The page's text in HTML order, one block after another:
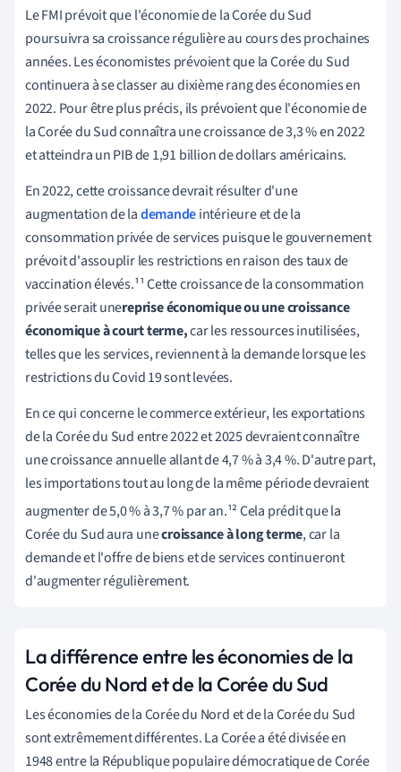
Le FMI prévoit que l'économie de la Corée du Sud
poursuivra sa croissance régulière au cours des prochaines
années. Les économistes prévoient que la Corée du Sud
continuera à se classer au dixième rang des économies en
2022. Pour être plus précis, ils prévoient que l'économie de
la Corée du Sud connaîtra une croissance de 3,3 % en 2022
et atteindra un PIB de 1,91 billion de dollars américains.
En 2022, cette croissance devrait résulter d'une
augmentation de lademandeintérieure et de la
consommation privée de services puisque le gouvernement
prévoit d'assouplir les restrictions en raison des taux de
vaccination élevés.¹¹ Cette croissance de la consommation
privée serait unereprise économique ou une croissance
économique à court terme,car les ressources inutilisées,
telles que les services, reviennent à la demande lorsque les
restrictions du Covid 19 sont levées.
En ce qui concerne le commerce extérieur, les exportations
de la Corée du Sud entre 2022 et 2025 devraient connaître
une croissance annuelle allant de 4,7 % à 3,4 %. D'autre part,
les importations tout au long de la même période devraient
augmenter de 5,0 % à 3,7 % par an.¹²Cela prédit que la
Corée du Sud aura unecroissance à long terme, car la
demande et l'offre de biens et de services continueront
d'augmenter régulièrement.
La différence entre les économies de la
Corée du Nord et de la Corée du Sud
Les économies de la Corée du Nord et de la Corée du Sud
sont extrêmement différentes. La Corée a été divisée en
1948 entre la République populaire démocratique de Corée